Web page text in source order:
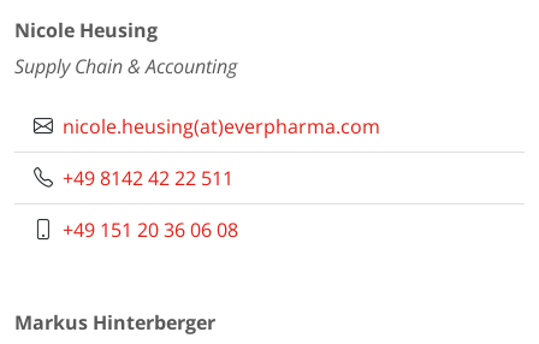
Nicole Heusing
Supply Chain & Accounting
nicole.heusing(at)everpharma.com
+49 8142 42 22 511
+49 151 20 36 06 08
Markus Hinterberger